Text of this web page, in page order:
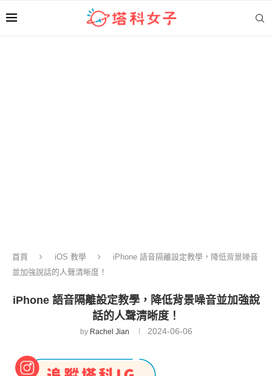
首頁 iOS 教學
iPhone 語音隔離設定教學，降低背景噪音
並加強說話的人聲清晰度！
iPhone 語音隔離設定教學，降低背景噪音並加強說
話的人聲清晰度！
by Rachel Jian 2024-06-06